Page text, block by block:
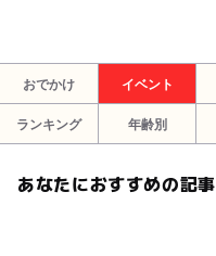
おでかけ イベント
ランキング 年齢別
あなたにおすすめの記事